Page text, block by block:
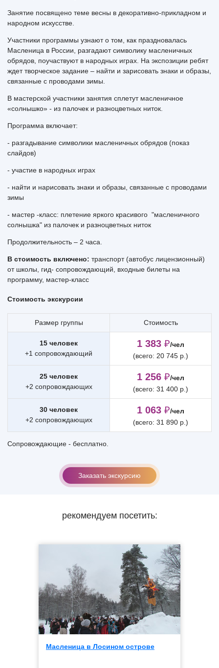
Занятие посвящено теме весны в декоративно-прикладном и
народном искусстве.
Участники программы узнают о том, как праздновалась
Масленица в России, разгадают символику масленичных
обрядов, поучаствуют в народных играх. На экспозиции ребят
ждет творческое задание – найти и зарисовать знаки и образы,
связанные с проводами зимы.
В мастерской участники занятия сплетут масленичное
«солнышко» - из палочек и разноцветных ниток.
Программа включает:
- разгадывание символики масленичных обрядов (показ
слайдов)
- участие в народных играх
- найти и нарисовать знаки и образы, связанные с проводами
зимы
- мастер -класс: плетение яркого красивого "масленичного
солнышка" из палочек и разноцветных ниток
Продолжительность – 2 часа.
В стоимость включено: транспорт (автобус лицензионный)
от школы, гид- сопровождающий, входные билеты на
программу, мастер-класс
Стоимость экскурсии
Размер группы Стоимость
15 человек
+1 сопровождающий
1 383 ₽/чел
(всего: 20 745 р.)
25 человек
+2 сопровождающих
1 256 ₽/чел
(всего: 31 400 р.)
30 человек
+2 сопровождающих
1 063 ₽/чел
(всего: 31 890 р.)
Сопровождающие - бесплатно.
Заказать экскурсию
рекомендуем посетить:
Масленица в Лосином острове